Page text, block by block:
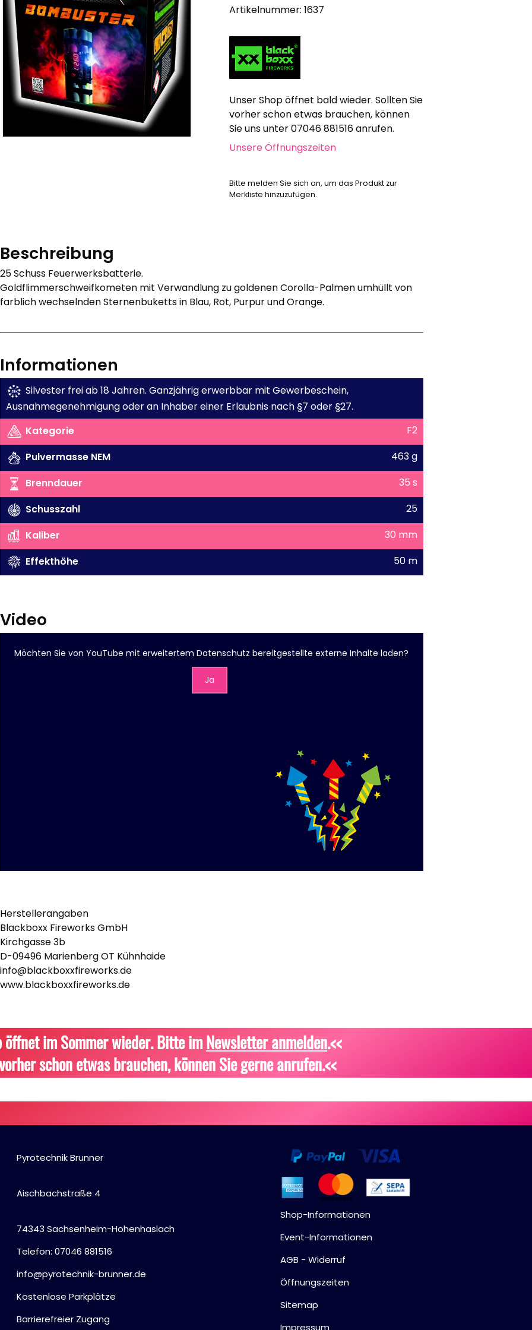
Hochzeit, Geburtstag, Party
Alle anzeigen
Feuerschriften
Indoor-Fontänen
Herz- und Konfetti-Shooter
Wunderkerzen, Fackeln
Tischfeuerwerk
Silvestergießen
Alle anzeigen
Bekleidung
Attrappen
Sonstiges
Geschenkgutscheine
Artikelnummer: 1637
Unser Shop öffnet bald wieder. Sollten Sie
vorher schon etwas brauchen, können
Sie uns unter 07046 881516 anrufen.
Unsere Öffnungszeiten
Bitte melden Sie sich an, um das Produkt zur
Merkliste hinzuzufügen.
Beschreibung
25 Schuss Feuerwerksbatterie.
Goldflimmerschweifkometen mit Verwandlung zu goldenen Corolla-Palmen umhüllt von
farblich wechselnden Sternenbuketts in Blau, Rot, Purpur und Orange.
Informationen
Silvester frei ab 18 Jahren. Ganzjährig erwerbbar mit Gewerbeschein,
Ausnahmegenehmigung oder an Inhaber einer Erlaubnis nach §7 oder §27.
Kategorie
F2
Pulvermasse NEM
463 g
Brenndauer
35 s
Schusszahl
25
Kaliber
30 mm
Effekthöhe
50 m
Video
Möchten Sie vonYouTube mit erweitertem Datenschutz bereitgestellte externe Inhalte laden?
Ja
Herstellerangaben
Blackboxx Fireworks GmbH
Kirchgasse 3b
D-09496 Marienberg OT Kühnhaide
info@blackboxxfireworks.de
www.blackboxxfireworks.de
öffnet im Sommer wieder. Bitte imNewsletter anmelden.<<
schon etwas brauchen, können Sie gerne anrufen.<<
Pyrotechnik Brunner
Aischbachstraße 4
74343 Sachsenheim-Hohenhaslach
Telefon: 07046 881516
info@pyrotechnik-brunner.de
Kostenlose Parkplätze
Barrierefreier Zugang
Shop-Informationen
Event-Informationen
AGB - Widerruf
Öffnungszeiten
Sitemap
Impressum